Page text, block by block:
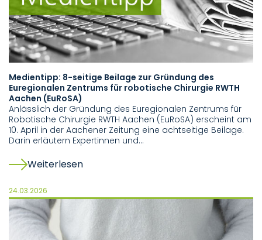
Medientipp: 8-seitige Beilage zur Gründung des
Euregionalen Zentrums für robotische Chirurgie RWTH
Aachen (EuRoSA)
Anlässlich der Gründung des Euregionalen Zentrums für
Robotische Chirurgie RWTH Aachen (EuRoSA) erscheint am
10. April in der Aachener Zeitung eine achtseitige Beilage.
Darin erläutern Expertinnen und…
Weiterlesen
24.03.2026